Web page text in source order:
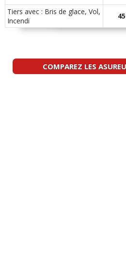
Tiers avec : Bris de glace, Vol,
Incendi
COMPAREZ LES